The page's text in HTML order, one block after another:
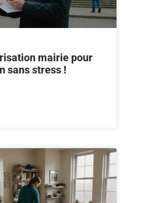
mairie pour
sans stress !